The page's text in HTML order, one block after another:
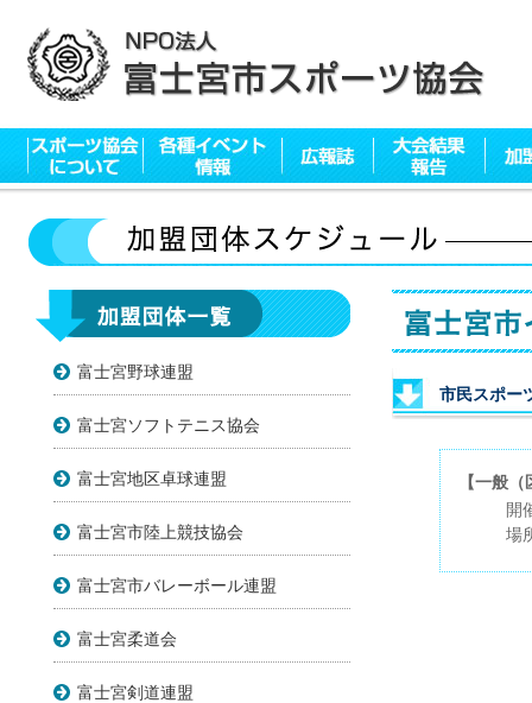
富士宮野球連盟
富士宮ソフトテニス協会
富士宮地区卓球連盟
富士宮市陸上競技協会
富士宮市バレーボール連盟
富士宮柔道会
富士宮剣道連盟
市民スポー
【一般
開
場